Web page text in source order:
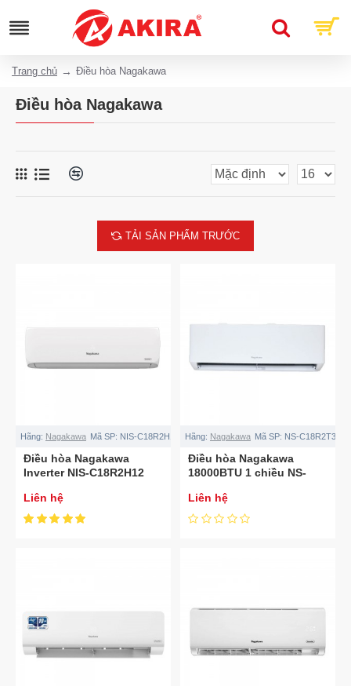
Trang chủ Điều hòa Nagakawa
Điều hòa Nagakawa
TẢI SẢN PHẨM TRƯỚC
Hãng: Nagakawa Mã SP: NIS-C18R2H12
Điều hòa Nagakawa
Inverter NIS-C18R2H12
Liên hệ
Hãng: Nagakawa Mã SP: NS-C18R2T31
Điều hòa Nagakawa
18000BTU 1 chiều NS-
Liên hệ